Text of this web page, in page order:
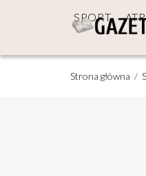
SPORT
Strona główna /